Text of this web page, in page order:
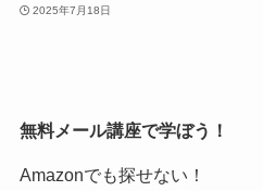
2025年7月18日
無料メール講座で学ぼう！
Amazonでも探せない！